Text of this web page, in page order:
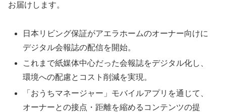
お届けします。
日本リビング保証がアエラホームのオーナー向けに
デジタル会報誌の配信を開始。
これまで紙媒体中心だった会報誌をデジタル化し、
環境への配慮とコスト削減を実現。
「おうちマネージャー」モバイルアプリを通じて、
オーナーとの接点・距離を縮めるコンテンツの提